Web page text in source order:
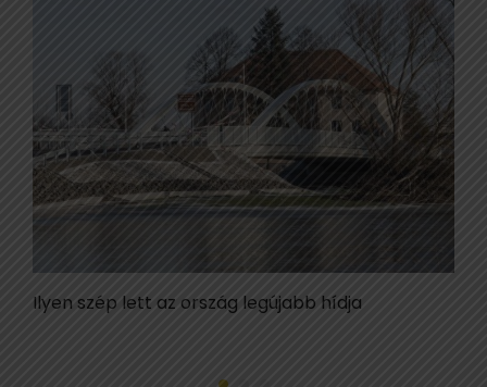
Ilyen szép lett az ország legújabb hídja